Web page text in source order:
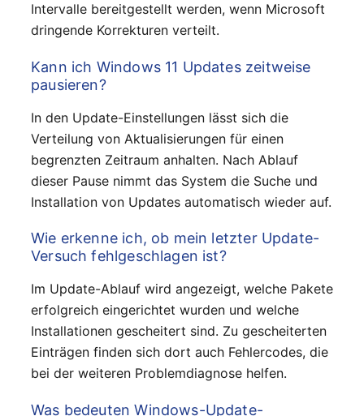
Intervalle bereitgestellt werden, wenn Microsoft
dringende Korrekturen verteilt.
Kann ich Windows 11 Updates zeitweise
pausieren?
In den Update-Einstellungen lässt sich die
Verteilung von Aktualisierungen für einen
begrenzten Zeitraum anhalten. Nach Ablauf
dieser Pause nimmt das System die Suche und
Installation von Updates automatisch wieder auf.
Wie erkenne ich, ob mein letzter Update-
Versuch fehlgeschlagen ist?
Im Update-Ablauf wird angezeigt, welche Pakete
erfolgreich eingerichtet wurden und welche
Installationen gescheitert sind. Zu gescheiterten
Einträgen finden sich dort auch Fehlercodes, die
bei der weiteren Problemdiagnose helfen.
Was bedeuten Windows-Update-